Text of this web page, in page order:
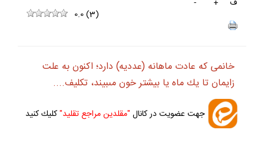
ف
+
-
0.0(3)
خانمى كه عادت ماهانه (عدديه) دارد؛ اكنون به علت
زايمان تا يك ماه يا بيشتر خون مى‏بيند، تكليف....
جهت عضويت در كانال "مقلدين مراجع تقليد"كليك كنيد